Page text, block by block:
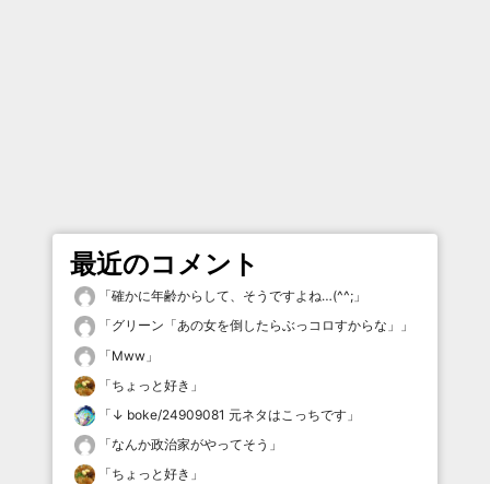
最近のコメント
「確かに年齢からして、そうですよね…(^^; 」
「グリーン「あの女を倒したらぶっコロすからな」
」
「Mww 」
「ちょっと好き 」
「 ↓ boke/24909081 元ネタはこっちです 」
「なんか政治家がやってそう 」
「ちょっと好き 」